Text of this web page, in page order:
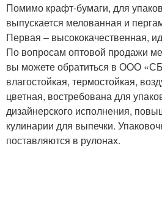
Помимо крафт-бумаги, для
выпускается мелованная и
Первая – высококачественная,
По вопросам оптовой продажи
вы можете обратиться в ООО
влагостойкая, термостойкая,
цветная, востребована для
дизайнерского исполнения,
кулинарии для выпечки.
поставляются в рулонах.